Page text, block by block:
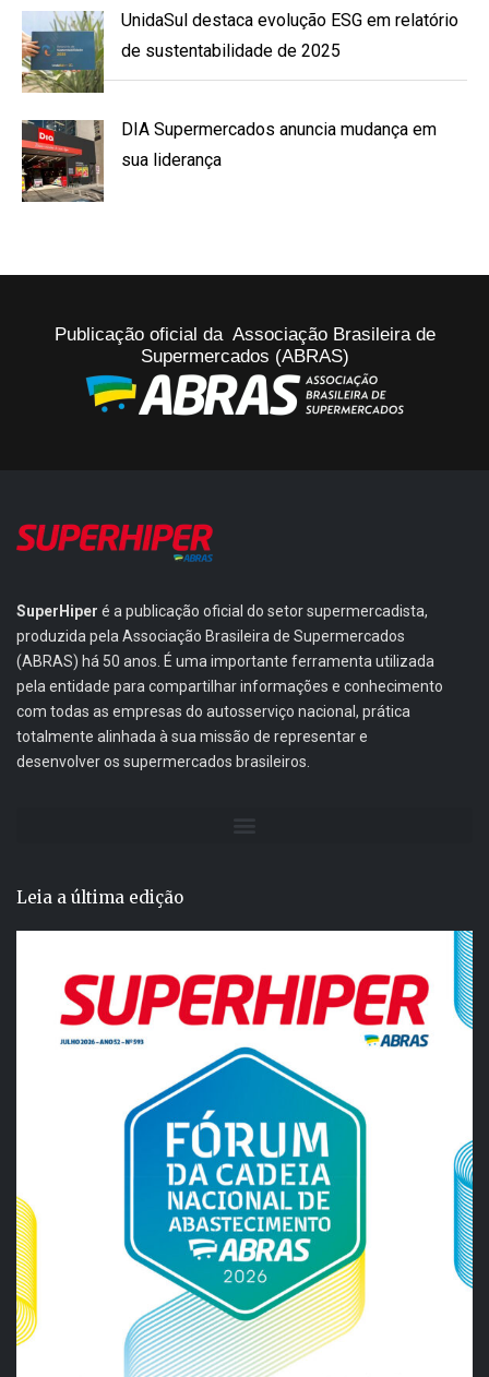
UnidaSul destaca evolução ESG em relatório
de sustentabilidade de 2025
DIA Supermercados anuncia mudança em
sua liderança
Publicação oficial da Associação Brasileira de
Supermercados (ABRAS)
SuperHiper é a publicação oficial do setor supermercadista,
produzida pela Associação Brasileira de Supermercados
(ABRAS) há 50 anos. É uma importante ferramenta utilizada
pela entidade para compartilhar informações e conhecimento
com todas as empresas do autosserviço nacional, prática
totalmente alinhada à sua missão de representar e
desenvolver os supermercados brasileiros.
Leia a última edição